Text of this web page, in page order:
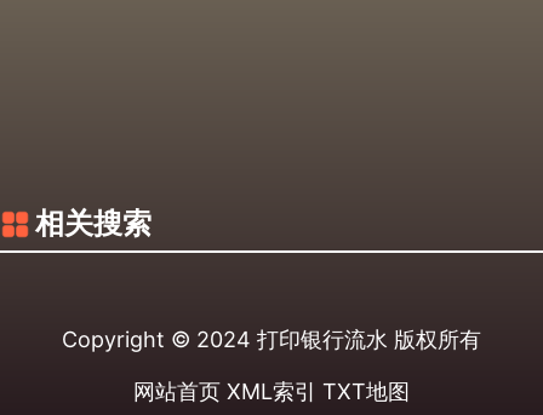
相关搜索
Copyright © 2024 打印银行流水 版权所有
网站首页 XML索引 TXT地图